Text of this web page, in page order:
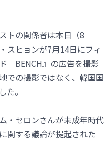
トの関係者は本日（8
スヒョンが7月14日にフィ
『BENCH』の広告を撮影
での撮影ではなく、韓国国
。
・セロンさんが未成年時代
関する議論が提起された